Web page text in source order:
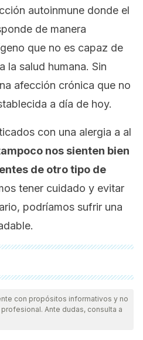
autoinmune donde el
de manera
que no es capaz de
la salud humana. Sin
afección crónica que no
a día de hoy.
con una alergia a al
nos sienten bien
de otro tipo de
tener cuidado y evitar
podríamos sufrir una
revisadas a profundidad por
su calidad, confiabilidad,
de este artículo fue
con propósitos informativos y no
Ante dudas, consulta a